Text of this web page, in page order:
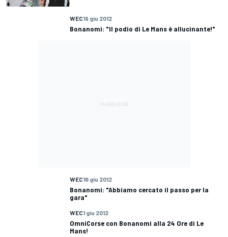
WEC19 giu 2012
Bonanomi: "Il podio di Le Mans è allucinante!"
WEC16 giu 2012
Bonanomi: "Abbiamo cercato il passo per la
gara"
WEC1 giu 2012
OmniCorse con Bonanomi alla 24 Ore di Le
Mans!